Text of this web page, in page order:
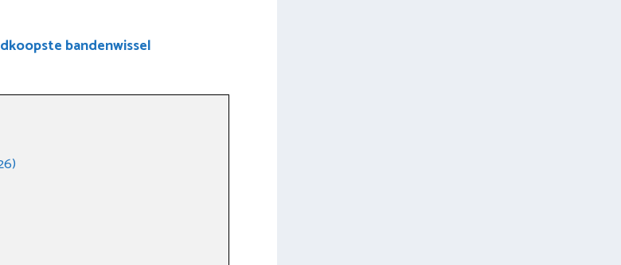
bandenwissel